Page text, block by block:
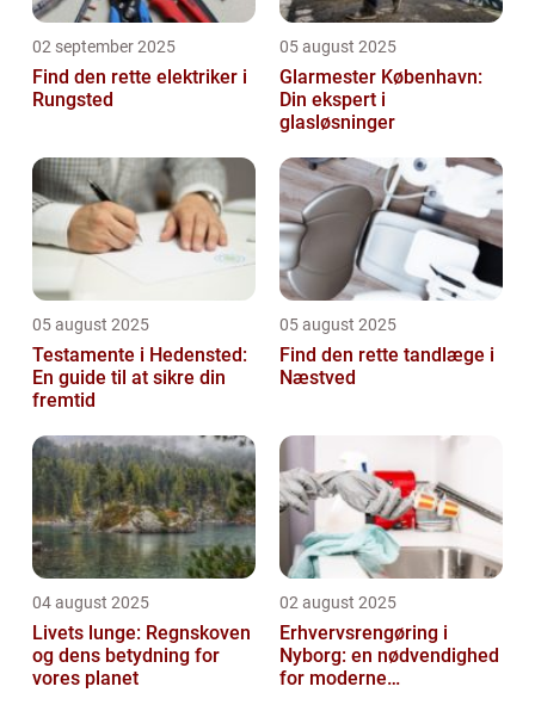
02 september 2025
Find den rette elektriker i
Rungsted
05 august 2025
Glarmester København:
Din ekspert i
glasløsninger
05 august 2025
Testamente i Hedensted:
En guide til at sikre din
fremtid
05 august 2025
Find den rette tandlæge i
Næstved
04 august 2025
Livets lunge: Regnskoven
og dens betydning for
vores planet
02 august 2025
Erhvervsrengøring i
Nyborg: en nødvendighed
for moderne